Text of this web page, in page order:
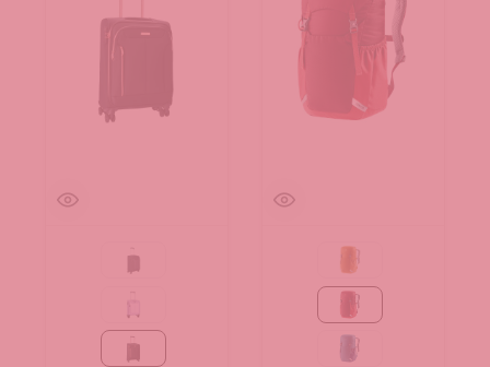
Black
Flieder
black/rose
maple-amber
masala-cherry
wave-nightblue